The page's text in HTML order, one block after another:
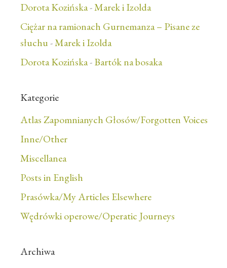
Dorota Kozińska-Marek i Izolda
Ciężar na ramionach Gurnemanza – Pisane ze
słuchu-Marek i Izolda
Dorota Kozińska-Bartók na bosaka
Kategorie
Atlas Zapomnianych Głosów/Forgotten Voices
Inne/Other
Miscellanea
Posts in English
Prasówka/My Articles Elsewhere
Wędrówki operowe/Operatic Journeys
Archiwa